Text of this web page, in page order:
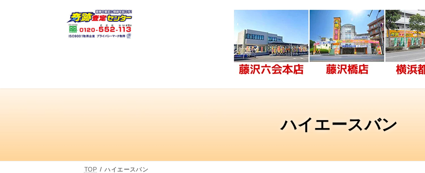
ス
ン
ハイエースバン
TOP ハイエースバン